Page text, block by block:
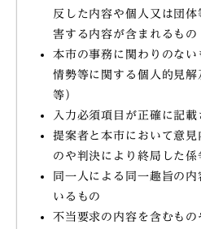
反した内容や個人又は団
害する内容が含まれるもの
本市の事務に関わりのな
情勢等に関する個人的見
等）
入力必須項目が正確に記
提案者と本市において意
のや判決により終局した係
同一人による同一趣旨の
いるもの
不当要求の内容を含むも